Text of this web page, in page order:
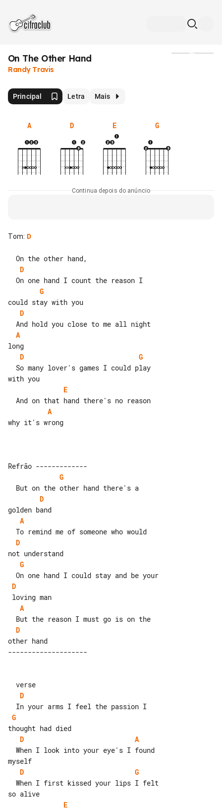
On The Other Hand
Randy Travis
Principal Letra Mais
A D E G
Continua depois do anúncio
Tom: D
D
G
D
A
D
G
E
A
why it's wrong
G
D
A
D
G
D
A
D
D
G
D
A
D
G
E